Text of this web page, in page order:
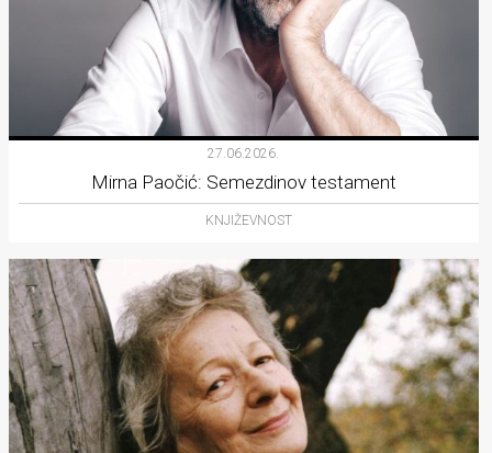
27.06.2026.
Mirna Paočić: Semezdinov testament
KNJIŽEVNOST